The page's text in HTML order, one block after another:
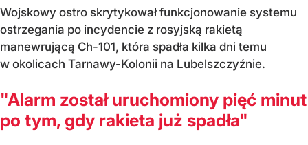
Wojskowy ostro skrytykował funkcjonowanie systemu
ostrzegania po incydencie z rosyjską rakietą
manewrującą Ch-101, która spadła kilka dni temu
w okolicach Tarnawy-Kolonii na Lubelszczyźnie.
"Alarm został uruchomiony pięć minut
po tym, gdy rakieta już spadła"